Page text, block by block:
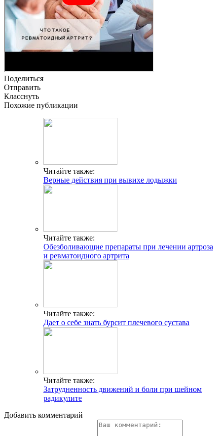
Поделиться
Отправить
Класснуть
Похожие публикации
Читайте также:
Верные действия при вывихе лодыжки
Читайте также:
Обезболивающие препараты при лечении артроза
и ревматоидного артрита
Читайте также:
Дает о себе знать бурсит плечевого сустава
Читайте также:
Затрудненность движений и боли при шейном
радикулите
Добавить комментарий